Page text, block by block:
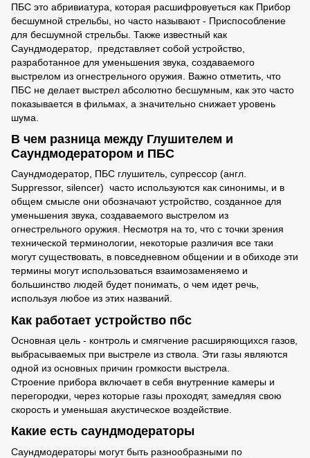
ПБС это абривиатура, которая расшифровуеться как Прибор
бесшумной стрельбы, но часто называют - Приспособление
для бесшумной стрельбы. Также известный как
Саундмодератор, представляет собой устройство,
разработанное для уменьшения звука, создаваемого
выстрелом из огнестрельного оружия. Важно отметить, что
ПБС не делает выстрел абсолютно бесшумным, как это часто
показывается в фильмах, а значительно снижает уровень
шума.
В чем разница между Глушителем и
Саундмодератором и ПБС
Саундмодератор, ПБС глушитель, супрессор (англ.
Suppressor, silencer) часто используются как синонимы, и в
общем смысле они обозначают устройство, созданное для
уменьшения звука, создаваемого выстрелом из
огнестрельного оружия. Несмотря на то, что с точки зрения
технической терминологии, некоторые различия все таки
могут существовать, в повседневном общении и в обиходе эти
термины могут использоваться взаимозаменяемо и
большинство людей будет понимать, о чем идет речь,
используя любое из этих названий.
Как работает устройство пбс
Основная цель - контроль и смягчение расширяющихся газов,
выбрасываемых при выстреле из ствола. Эти газы являются
одной из основных причин громкости выстрела.
Строение прибора включает в себя внутренние камеры и
перегородки, через которые газы проходят, замедляя свою
скорость и уменьшая акустическое воздействие.
Какие есть саундмодераторы
Саундмодераторы могут быть разнообразными по